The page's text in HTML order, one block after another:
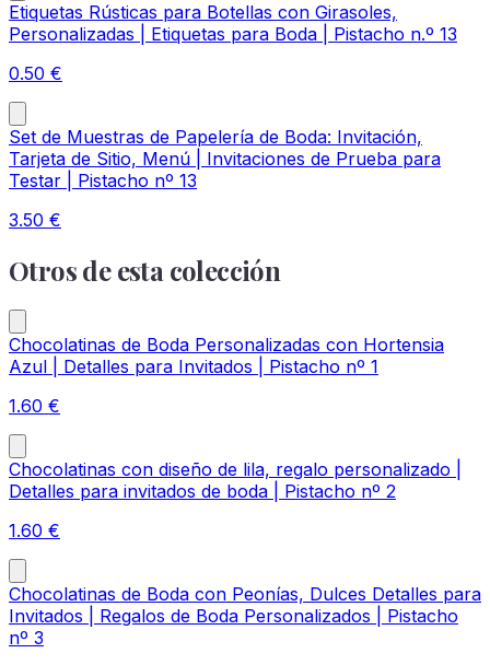
Etiquetas Rústicas para Botellas con Girasoles,
Personalizadas | Etiquetas para Boda | Pistacho n.º 13
0.50 €
Set de Muestras de Papelería de Boda: Invitación,
Tarjeta de Sitio, Menú | Invitaciones de Prueba para
Testar | Pistacho nº 13
3.50 €
Otros de esta colección
Chocolatinas de Boda Personalizadas con Hortensia
Azul | Detalles para Invitados | Pistacho nº 1
1.60 €
Chocolatinas con diseño de lila, regalo personalizado |
Detalles para invitados de boda | Pistacho nº 2
1.60 €
Chocolatinas de Boda con Peonías, Dulces Detalles para
Invitados | Regalos de Boda Personalizados | Pistacho
nº 3